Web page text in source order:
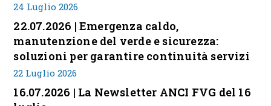
24 Luglio 2026
22.07.2026 | Emergenza caldo,
manutenzione del verde e sicurezza:
soluzioni per garantire continuità servizi
22 Luglio 2026
16.07.2026 | La Newsletter ANCI FVG del 16